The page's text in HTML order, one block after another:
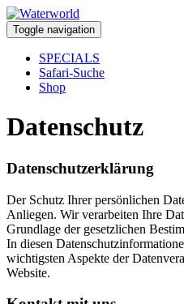
Toggle navigation
SPECIALS
Safari-Suche
Shop
Datenschutz
Datenschutzerklärung
Der Schutz Ihrer persönlichen
Anliegen. Wir verarbeiten Ihre
Grundlage der gesetzlichen
In diesen
wichtigsten Aspekte der
Website.